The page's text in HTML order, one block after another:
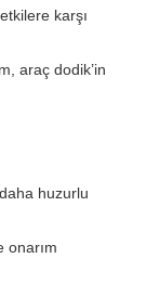
karşı
araç dodik’in
huzurlu
onarım